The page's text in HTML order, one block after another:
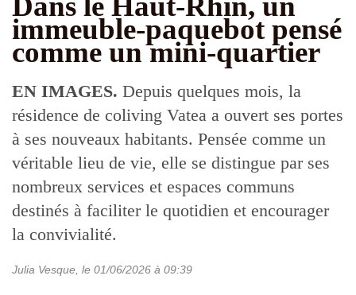
immeuble-paquebot pensé
comme un mini-quartier
EN IMAGES. Depuis quelques mois, la
résidence de coliving Vatea a ouvert ses portes
à ses nouveaux habitants. Pensée comme un
véritable lieu de vie, elle se distingue par ses
nombreux services et espaces communs
destinés à faciliter le quotidien et encourager
la convivialité.
Julia Vesque , le 01/06/2026 à 09:39